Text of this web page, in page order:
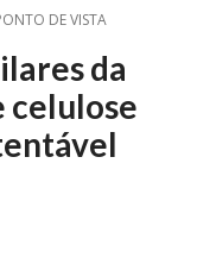
DE VISTA
da
celulose